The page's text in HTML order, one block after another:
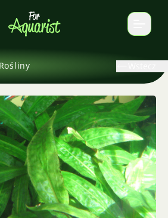
Rośliny